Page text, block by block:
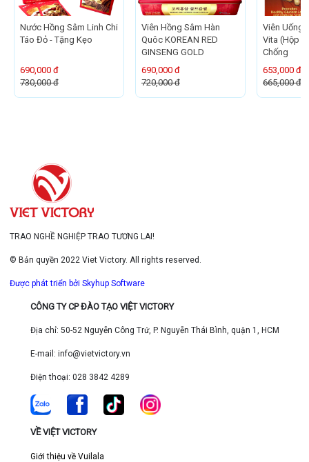
Nước Hồng Sâm Linh Chi
Táo Đỏ - Tặng Kẹo
690,000 đ
730,000 đ
Viên Hồng Sâm Hàn
Quôc KOREAN RED
GINSENG GOLD
690,000 đ
720,000 đ
Viên Uống
Vita (Hộp
Chống
653,000 đ
665,000 đ
TRAO NGHỀ NGHIỆP TRAO TƯƠNG LAI!
© Bản quyền 2022 Viet Victory. All rights reserved.
Được phát triển bởi Skyhup Software
CÔNG TY CP ĐÀO TẠO VIỆT VICTORY
Địa chỉ: 50-52 Nguyễn Công Trứ, P. Nguyễn Thái Bình, quận 1, HCM
E-mail: info@vietvictory.vn
Điện thoại: 028 3842 4289
VỀ VIỆT VICTORY
Giới thiệu về Vuilala